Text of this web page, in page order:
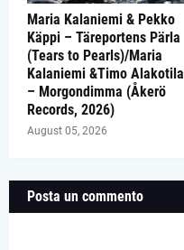
Maria Kalaniemi & Pekko
Käppi – Täreportens Pärla
(Tears to Pearls)/Maria
Kalaniemi &Timo Alakotila
– Morgondimma (Åkerö
Records, 2026)
August 05, 2026
Posta un commento